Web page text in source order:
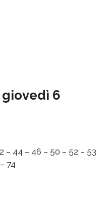
6
– 44 – 46 – 50 – 52 – 53
74